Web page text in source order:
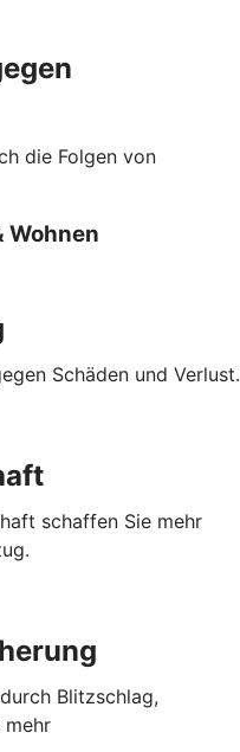
die Folgen von
Wohnen
Schäden und Verlust.
schaffen Sie mehr
Blitzschlag,
mehr